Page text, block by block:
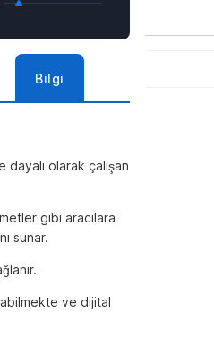
Bilgi
olarak çalışan
gibi aracılara
sunar.
ve dijital